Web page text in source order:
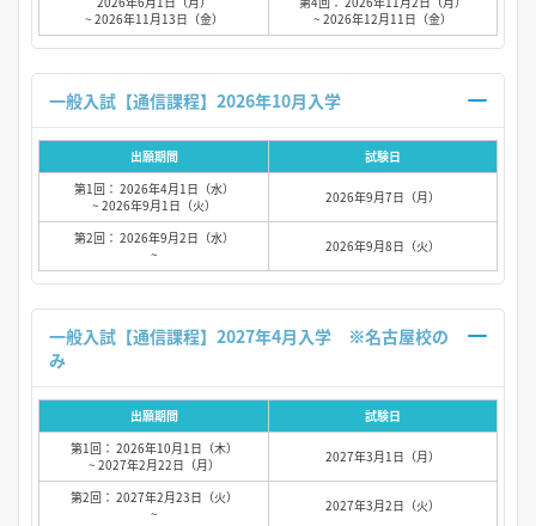
~ 2026年11月13日（金）
~ 2026年12月11日（金）
出願期間
試験日
第1回： 2026年4月1日（水）
~ 2026年9月1日（火）
2026年9月7日（月）
第2回： 2026年9月2日（水）
~
2026年9月8日（火）
一般入試【通信課程】2027年4月入学 ※名古屋校の
出願期間
試験日
第1回： 2026年10月1日（木）
~ 2027年2月22日（月）
2027年3月1日（月）
第2回： 2027年2月23日（火）
~
2027年3月2日（火）